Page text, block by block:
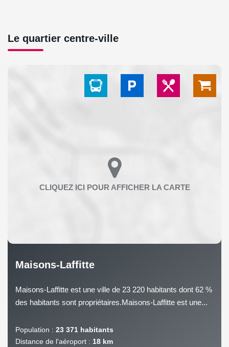
Le quartier centre-ville
Maisons-Laffitte
Maisons-Laffitte est une ville de 23 220 habitants dont 62 %
des habitants sont propriétaires.Maisons-Laffitte est une...
Population : 23 371 habitants
Distance de l'aéroport : 18 km